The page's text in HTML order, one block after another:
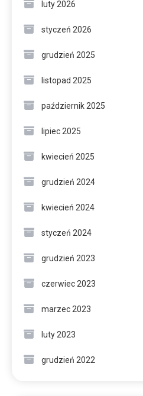
luty 2026
styczeń 2026
grudzień 2025
listopad 2025
październik 2025
lipiec 2025
kwiecień 2025
grudzień 2024
kwiecień 2024
styczeń 2024
grudzień 2023
czerwiec 2023
marzec 2023
luty 2023
grudzień 2022